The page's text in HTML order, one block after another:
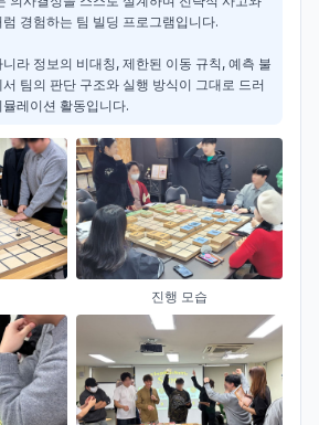
경험하는 팀 빌딩 프로그램입니다.
라 정보의 비대칭, 제한된 이동 규칙, 예측 불
팀의 판단 구조와 실행 방식이 그대로 드러
레이션 활동입니다.
진행 모습